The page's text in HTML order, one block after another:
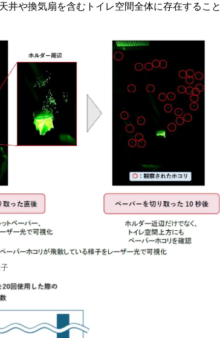
井や換気扇を含むトイレ空間全体に存在すること